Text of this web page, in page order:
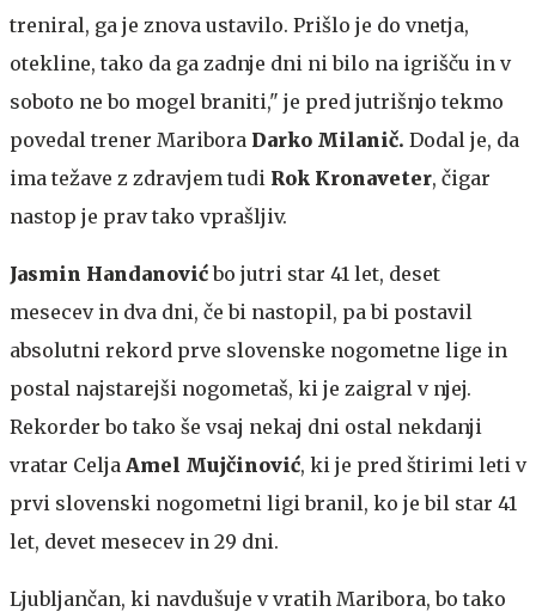
treniral, ga je znova ustavilo. Prišlo je do vnetja,
otekline, tako da ga zadnje dni ni bilo na igrišču in v
soboto ne bo mogel braniti," je pred jutrišnjo tekmo
povedal trener Maribora Darko Milanič. Dodal je, da
ima težave z zdravjem tudi Rok Kronaveter, čigar
nastop je prav tako vprašljiv.
Jasmin Handanovićbo jutri star 41 let, deset
mesecev in dva dni, če bi nastopil, pa bi postavil
absolutni rekord prve slovenske nogometne lige in
postal najstarejši nogometaš, ki je zaigral v njej.
Rekorder bo tako še vsaj nekaj dni ostal nekdanji
vratar Celja Amel Mujčinović, ki je pred štirimi leti v
prvi slovenski nogometni ligi branil, ko je bil star 41
let, devet mesecev in 29 dni.
Ljubljančan, ki navdušuje v vratih Maribora, bo tako